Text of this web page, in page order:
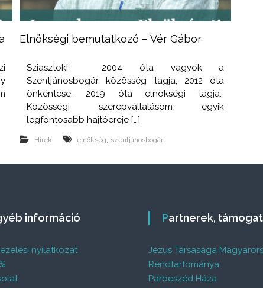
Elnökségi bemutatkozó – Vér Gábor
Sziasztok! 2004 óta vagyok a
Szentjánosbogár közösség tagja, 2012 óta
önkéntese, 2019 óta elnökségi tagja.
Közösségi szerepvállalásom egyik
legfontosabb hajtóereje […]
Hírek elnökség szentjánosbogár
információ
nyilatkozat
Partnerek,
Jézus Társasága
Rendtartománya
Párbeszéd Háza